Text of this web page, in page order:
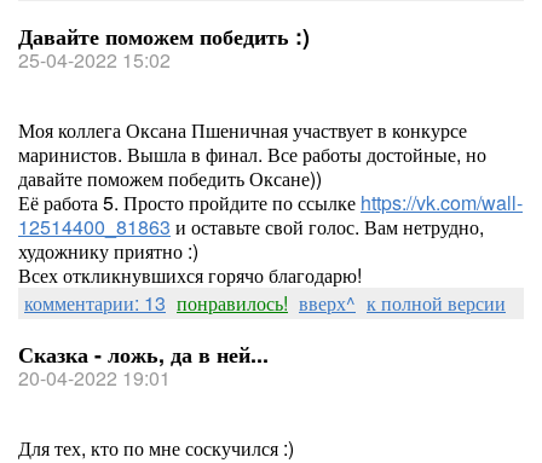
Давайте поможем победить :)
25-04-2022 15:02
Моя коллега Оксана Пшеничная участвует в конкурсе
маринистов. Вышла в финал. Все работы достойные, но
давайте поможем победить Оксане))
Её работа 5. Просто пройдите по ссылке https://vk.com/wall-
12514400_81863 и оставьте свой голос. Вам нетрудно,
художнику приятно :)
Всех откликнувшихся горячо благодарю!
комментарии: 13 понравилось! вверх^ к полной версии
Сказка - ложь, да в ней...
20-04-2022 19:01
Для тех, кто по мне соскучился :)